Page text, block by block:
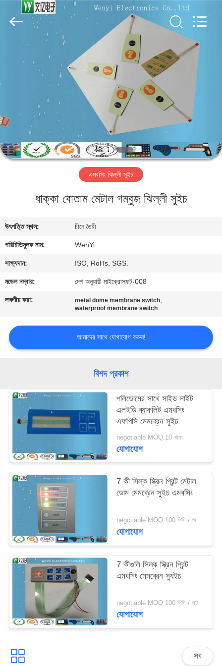
পণ্য
আমাদের
সম্পর্কে
কারখানা
নিয়ন্ত্রণ
যোগাযোগ
করুন
জন্য
আবেদন
ম্যাপ
PRIVACY
POLICY
Jinyuanhang
Technology
Co.,
এমবসিং ঝিল্লী সুইচ
ধাক্কা বোতাম মেটাল গম্বুজ ঝিল্লী সুইচ
উৎপত্তি স্থল: চীনে তৈরী
পরিচিতিমুলক নাম: WenYi
সাক্ষ্যদান: ISO, RoHs, SGS.
মডেল নম্বার: দেশ অনুযায়ী মাইক্রোসফট-008
লক্ষণীয় করা: metal dome membrane switch,
waterproof membrane switch
আমাদের সাথে যোগাযোগ করুন!
বিশদ প্রকাশ
পলিডোমের সাথে সাইড লাইট
এলইডি ব্যাকলিট এমবসিং
এফপিসি মেমব্রেন সুইচ
negotiable MOQ:10 খানা
যোগাযোগ
7 কী সিল্ক স্ক্রিন প্রিন্ট মেটাল
ডোম মেমব্রেন সুইচ এমবসিং
negotiable MOQ:100 পিসি / অনেক
যোগাযোগ
7 কীগুলি সিল্ক স্ক্রিন প্রিন্ট
এমবসিং মেমব্রেন স্যুইচ
negotiable MOQ:100 পিসি / লট
যোগাযোগ
সব